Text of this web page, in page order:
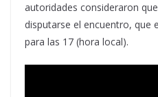
autoridades consideraron
disputarse el encuentro, que
para las 17 (hora local).